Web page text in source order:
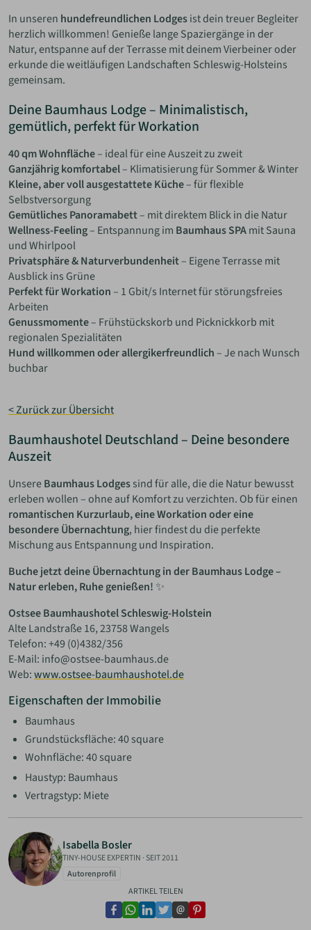
In unseren hundefreundlichen Lodgesist dein treuer Begleiter
herzlich willkommen! Genieße lange Spaziergänge in der
Natur, entspanne auf der Terrasse mit deinem Vierbeiner oder
erkunde die weitläufigen Landschaften Schleswig-Holsteins
gemeinsam.
Deine Baumhaus Lodge – Minimalistisch,
gemütlich, perfekt für Workation
40 qm Wohnfläche– ideal für eine Auszeit zu zweit
Ganzjährig komfortabel– Klimatisierung für Sommer & Winter
Kleine, aber voll ausgestattete Küche– für flexible
Selbstversorgung
Gemütliches Panoramabett– mit direktem Blick in die Natur
Wellness-Feeling– Entspannung im Baumhaus SPAmit Sauna
und Whirlpool
Privatsphäre & Naturverbundenheit– Eigene Terrasse mit
Ausblick ins Grüne
Perfekt für Workation – 1 Gbit/s Internet für störungsfreies
Arbeiten
Genussmomente– Frühstückskorb und Picknickkorb mit
regionalen Spezialitäten
Hund willkommen oder allergikerfreundlich – Je nach Wunsch
buchbar
< Zurück zur Übersicht
Baumhaushotel Deutschland – Deine besondere
Auszeit
UnsereBaumhaus Lodgessind für alle, die die Natur bewusst
erleben wollen – ohne auf Komfort zu verzichten. Ob für einen
romantischen Kurzurlaub, eine Workation oder eine
besondere Übernachtung, hier findest du die perfekte
Mischung aus Entspannung und Inspiration.
Buche jetzt deine Übernachtung in der Baumhaus Lodge –
Natur erleben, Ruhe genießen! ✨
Ostsee Baumhaushotel Schleswig-Holstein
Alte Landstraße 16, 23758 Wangels
Telefon: +49 (0)4382/356
E-Mail: info@ostsee-baumhaus.de
Web:www.ostsee-baumhaushotel.de
Eigenschaften der Immobilie
Baumhaus
Grundstücksfläche: 40 square
Wohnfläche: 40 square
Haustyp: Baumhaus
Vertragstyp: Miete
Isabella Bosler
TINY-HOUSE EXPERTIN · SEIT 2011
Autorenprofil
ARTIKEL TEILEN
facebook
whatsapp
linkedin
twitter
emailpinterest